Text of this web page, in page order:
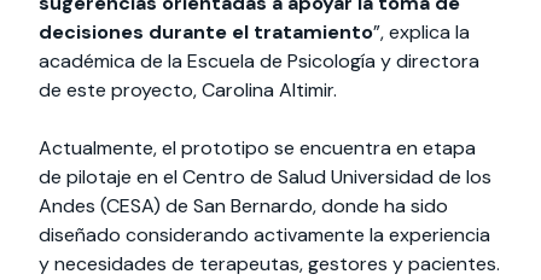
decisiones durante el tratamiento”, explica la
académica de la Escuela de Psicología y directora
de este proyecto, Carolina Altimir.
Actualmente, el prototipo se encuentra en etapa
de pilotaje en el Centro de Salud Universidad de los
Andes (CESA) de San Bernardo, donde ha sido
diseñado considerando activamente la experiencia
y necesidades de terapeutas, gestores y pacientes.